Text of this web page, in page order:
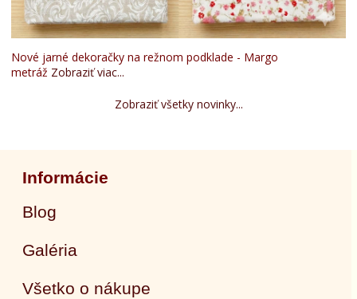
Nové jarné dekoračky na režnom podklade - Margo
metráž Zobraziť viac...
Zobraziť všetky novinky...
Informácie
Blog
Galéria
Všetko o nákupe